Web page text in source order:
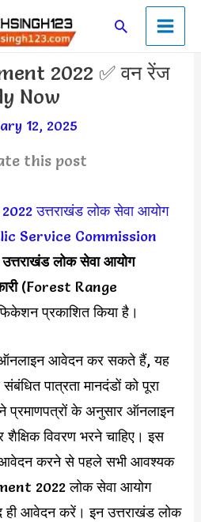
SearchMain
Menu
2022 ✅ वन रेंज
Now
12, 2025
this post
उत्तराखंड लोक सेवा आयोग
Service Commission
उत्तराखंड लोक सेवा आयोग
(Forest Range
प्रकाशित किया है।
ऑनलाइन आवेदन कर सकते हैं, यह
पात्रता मानदंडों को पूरा
प्रमाणपत्रों के अनुसार ऑनलाइन
विवरण भरने चाहिए। इस
करने से पहले सभी आवश्यक
2022 लोक सेवा आयोग
ही आवेदन करें। इन उत्तराखंड लोक